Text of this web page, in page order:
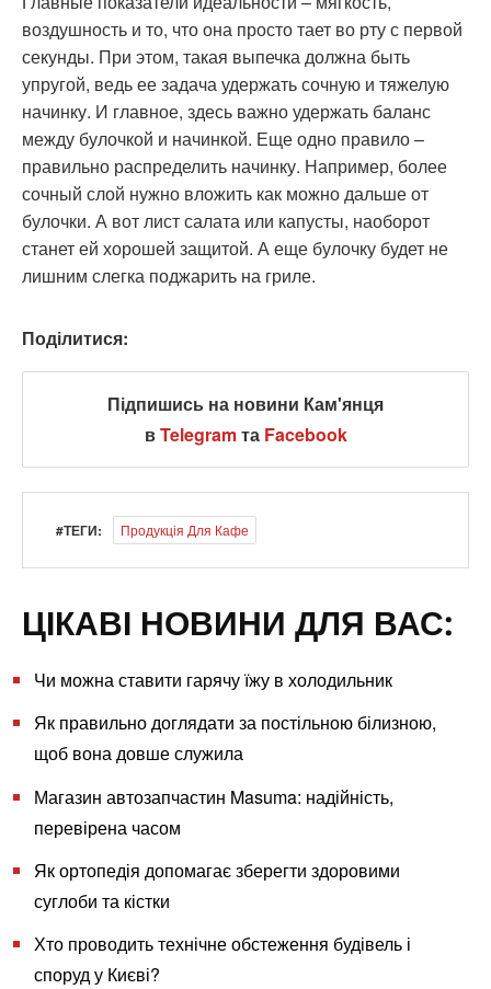
воздушность и то, что она просто тает во рту с первой
секунды. При этом, такая выпечка должна быть
упругой, ведь ее задача удержать сочную и тяжелую
начинку. И главное, здесь важно удержать баланс
между булочкой и начинкой. Еще одно правило –
правильно распределить начинку. Например, более
сочный слой нужно вложить как можно дальше от
булочки. А вот лист салата или капусты, наоборот
станет ей хорошей защитой. А еще булочку будет не
лишним слегка поджарить на гриле.
Поділитися:
Підпишись на новини Кам'янця
вTelegramта Facebook
#ТЕГИ: Продукція Для Кафе
ЦІКАВІ НОВИНИ ДЛЯ ВАС:
Чи можна ставити гарячу їжу в холодильник
Як правильно доглядати за постільною білизною,
щоб вона довше служила
Магазин автозапчастин Masuma: надійність,
перевірена часом
Як ортопедія допомагає зберегти здоровими
суглоби та кістки
Хто проводить технічне обстеження будівель і
споруд у Києві?